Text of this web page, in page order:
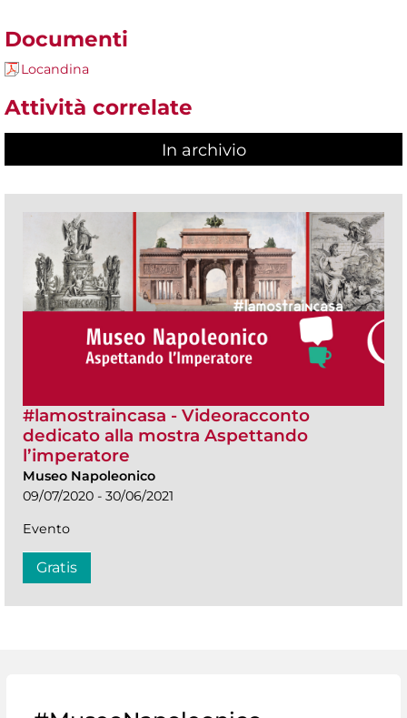
Documenti
Locandina
Attività correlate
In archivio
#lamostraincasa - Videoracconto
dedicato alla mostra Aspettando
l’imperatore
Museo Napoleonico
09/07/2020 - 30/06/2021
Evento
Gratis